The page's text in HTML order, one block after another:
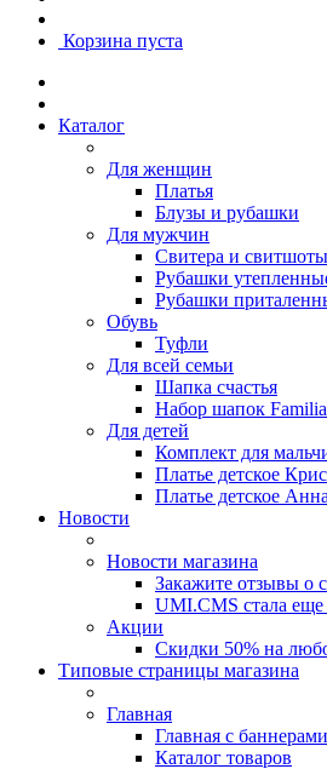
Корзина пуста
Каталог
Для женщин
Платья
Блузы и рубашки
Для мужчин
Свитера и свитшоты
Рубашки
Рубашки
Обувь
Туфли
Для всей семьи
Шапка счастья
Набор шапок
Для детей
Комплект для
Платье детское
Платье детское
Новости
Новости магазина
Закажите отзывы о
UMI.CMS стала
Акции
Скидки 50% на
Типовые страницы магазина
Главная
Главная с
Каталог товаров